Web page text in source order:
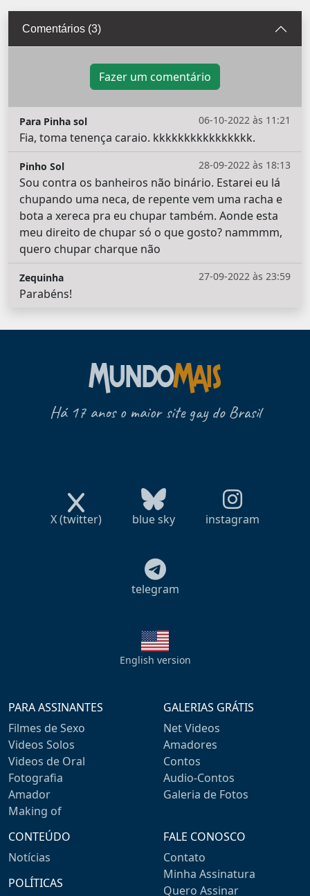
Comentários (3)
Fazer um comentário
06-10-2022 às 11:21
Para Pinha sol
Fia, toma tenença caraio. kkkkkkkkkkkkkkkk.
28-09-2022 às 18:13
Pinho Sol
Sou contra os banheiros não binário. Estarei eu lá
chupando uma neca, de repente vem uma racha e
bota a xereca pra eu chupar também. Aonde esta
meu direito de chupar só o que gosto? nammmm,
quero chupar charque não
27-09-2022 às 23:59
Zequinha
Parabéns!
Há 17 anos o maior site gay do Brasil
X (twitter) blue sky instagram
telegram
English version
PARA ASSINANTES
Filmes de Sexo
Videos Solos
Videos de Oral
Fotografia
Amador
Making of
GALERIAS GRÁTIS
Net Videos
Amadores
Contos
Audio-Contos
Galeria de Fotos
CONTEÚDO
Notícias
POLÍTICAS
FALE CONOSCO
Contato
Minha Assinatura
Quero Assinar